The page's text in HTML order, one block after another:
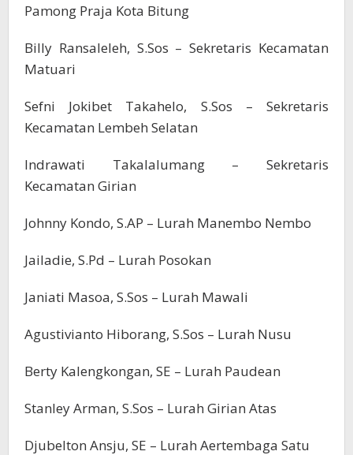
Pamong Praja Kota Bitung
Billy Ransaleleh, S.Sos – Sekretaris Kecamatan
Matuari
Sefni Jokibet Takahelo, S.Sos – Sekretaris
Kecamatan Lembeh Selatan
Indrawati Takalalumang – Sekretaris
Kecamatan Girian
Johnny Kondo, S.AP – Lurah Manembo Nembo
Jailadie, S.Pd – Lurah Posokan
Janiati Masoa, S.Sos – Lurah Mawali
Agustivianto Hiborang, S.Sos – Lurah Nusu
Berty Kalengkongan, SE – Lurah Paudean
Stanley Arman, S.Sos – Lurah Girian Atas
Djubelton Ansju, SE – Lurah Aertembaga Satu